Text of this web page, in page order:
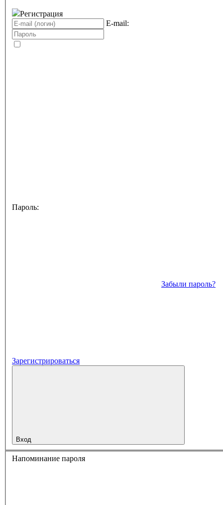
Регистрация
E-mail:
Пароль:
Забыли пароль?
Зарегистрироваться
Вход
Напоминание пароля